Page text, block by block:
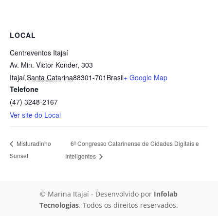
LOCAL
Centreventos Itajaí
Av. Min. Victor Konder, 303
Itajaí,Santa Catarina88301-701 Brasil+ Google Map
Telefone
(47) 3248-2167
Ver site do Local
Misturadinho
Sunset
6º Congresso Catarinense de Cidades Digitais e
Inteligentes
© Marina Itajaí- Desenvolvido por Infolab
Tecnologias. Todos os direitos reservados.